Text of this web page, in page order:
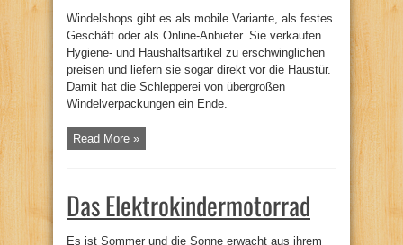
Windelshops gibt es als mobile Variante, als festes
Geschäft oder als Online-Anbieter. Sie verkaufen
Hygiene- und Haushaltsartikel zu erschwinglichen
preisen und liefern sie sogar direkt vor die Haustür.
Damit hat die Schlepperei von übergroßen
Windelverpackungen ein Ende.
Read More »
Das Elektrokindermotorrad
Es ist Sommer und die Sonne erwacht aus ihrem